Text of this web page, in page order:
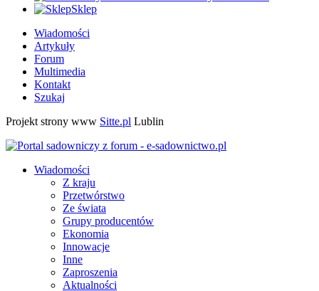
Sklep
Wiadomości
Artykuły
Forum
Multimedia
Kontakt
Szukaj
Projekt strony www Sitte.pl Lublin
Wiadomości
Z kraju
Przetwórstwo
Ze świata
Grupy producentów
Ekonomia
Innowacje
Inne
Zaproszenia
Aktualności